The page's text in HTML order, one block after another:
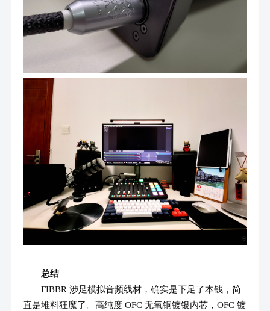
总结
FIBBR 涉足模拟音频线材，确实是下足了本钱，简
直是堆料狂魔了。高纯度 OFC 无氧铜镀银内芯，OFC 镀